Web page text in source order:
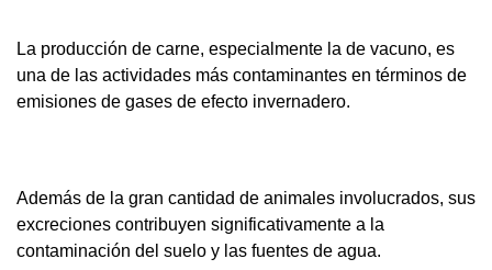
La producción de carne, especialmente la de vacuno, es
una de las actividades más contaminantes en términos de
emisiones de gases de efecto invernadero.
Además de la gran cantidad de animales involucrados, sus
excreciones contribuyen significativamente a la
contaminación del suelo y las fuentes de agua.